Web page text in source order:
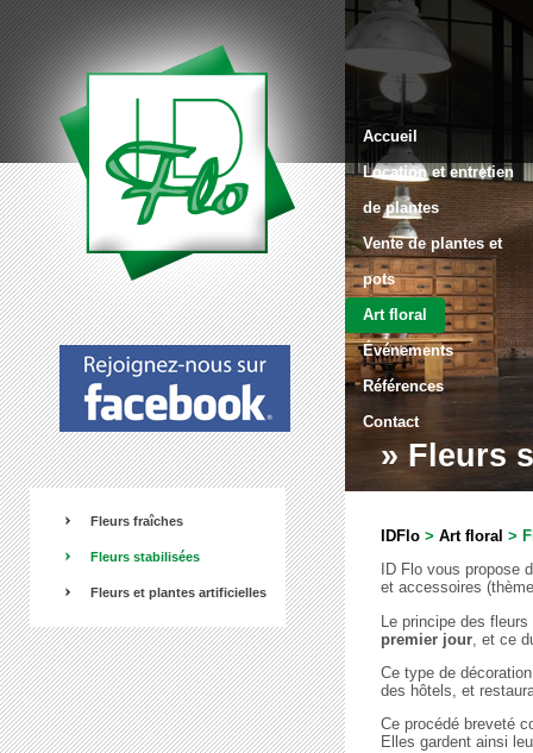
Accueil
Location et entretien
de plantes
Vente de plantes et
pots
Art floral
Événements
Références
Contact
» Fleurs
Fleurs fraîches
Fleurs stabilisées
Fleurs et plantes artificielles
IDFlo > Art floral >
ID Flo vous propose
et accessoires
Le principe des
premier jour , et ce
Ce type de
des hôtels, et
Ce procédé breveté
Elles gardent ainsi